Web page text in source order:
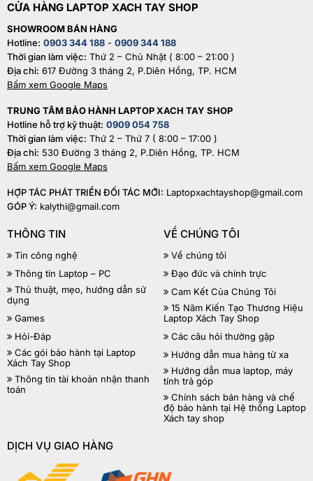
CỬA HÀNG LAPTOP XACH TAY SHOP
SHOWROOM BÁN HÀNG
Hotline: 0903 344 188 - 0909 344 188
Thời gian làm việc: Thứ 2 – Chủ Nhật ( 8:00 – 21:00 )
Địa chỉ: 617 Đường 3 tháng 2, P.Diên Hồng, TP. HCM
Bấm xem Google Maps
TRUNG TÂM BẢO HÀNH LAPTOP XACH TAY SHOP
Hotline hỗ trợ kỹ thuật: 0909 054 758
Thời gian làm việc: Thứ 2 – Thứ 7 ( 8:00 – 17:00 )
Địa chỉ: 530 Đường 3 tháng 2, P.Diên Hồng, TP. HCM
Bấm xem Google Maps
HỢP TÁC PHÁT TRIỂN ĐỐI TÁC MỚI: Laptopxachtayshop@gmail.com
GÓP Ý: kalythi@gmail.com
THÔNG TIN
Tin công nghệ
Thông tin Laptop – PC
Thủ thuật, mẹo, hướng dẫn sử
dụng
Games
Hỏi-Đáp
Các gói bảo hành tại Laptop
Xách Tay Shop
Thông tin tài khoản nhận thanh
toán
VỀ CHÚNG TÔI
Về chúng tôi
Đạo đức và chính trực
Cam Kết Của Chúng Tôi
15 Năm Kiến Tạo Thương Hiệu
Laptop Xách Tay Shop
Các câu hỏi thường gặp
Hướng dẫn mua hàng từ xa
Hướng dẫn mua laptop, máy
tính trả góp
Chính sách bán hàng và chế
độ bảo hành tại Hệ thống Laptop
Xách tay shop
DỊCH VỤ GIAO HÀNG